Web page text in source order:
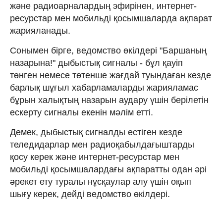
және радиоарналардың эфирінен, интернет-
ресурстар мен мобильді қосымшаларда ақпарат
жарияланады.
Сонымен бірге, ведомство өкілдері "Баршаның
назарына!" дыбыстық сигналы - бұл қауіп
төнген немесе төтенше жағдай туындаған кезде
барлық шұғыл хабарламаларды жарияламас
бұрын халықтың назарын аудару үшін берілетін
ескерту сигналы екенін мәлім етті.
Демек, дыбыстық сигналды естіген кезде
теледидарлар мен радиоқабылдағыштарды
қосу керек және интернет-ресурстар мен
мобильді қосымшалардағы ақпаратты одан әрі
әрекет ету туралы нұсқаулар алу үшін оқып
шығу керек, дейді ведомство өкілдері.